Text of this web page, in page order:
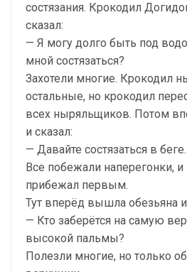
состязания. Крокодил
сказал:
— Я могу долго быть под
мной состязаться?
Захотели многие. Крокодил
остальные, но крокодил
всех ныряльщиков. Потом
и сказал:
— Давайте состязаться в беге.
Все побежали наперегонки, и
прибежал первым.
Тут вперёд вышла обезьяна
— Кто заберётся на самую
высокой пальмы?
Полезли многие, но только